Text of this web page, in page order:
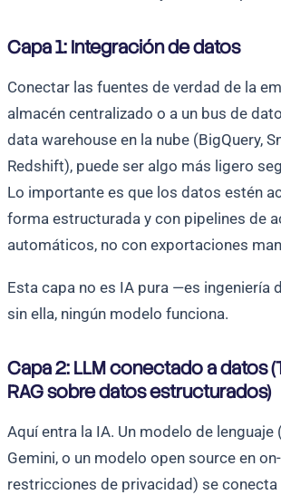
Capa 1: Integración de datos
Conectar las fuentes de verdad de la
almacén centralizado o a un bus de
data warehouse en la nube (BigQuery,
Redshift), puede ser algo más ligero
Lo importante es que los datos estén
forma estructurada y con pipelines de
automáticos, no con exportaciones
Esta capa no es IA pura —es ingeniería
sin ella, ningún modelo funciona.
Capa 2: LLM conectado a datos
RAG sobre datos estructurados)
Aquí entra la IA. Un modelo de lenguaje
Gemini, o un modelo open source en
restricciones de privacidad) se conecta